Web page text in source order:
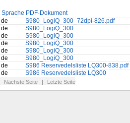
Sprache PDF-Dokument
de
S980_LogiQ_300_72dpi-826.pdf
de
S980_LogiQ_300
de
S980_LogiQ_300
de
S980_LogiQ_300
de
S980_LogiQ_300
de
S980_LogiQ_300
de
S986 Reservedelsliste LQ300-838.pdf
de S986 Reservedelsliste LQ300
Nächste Seite Letzte Seite